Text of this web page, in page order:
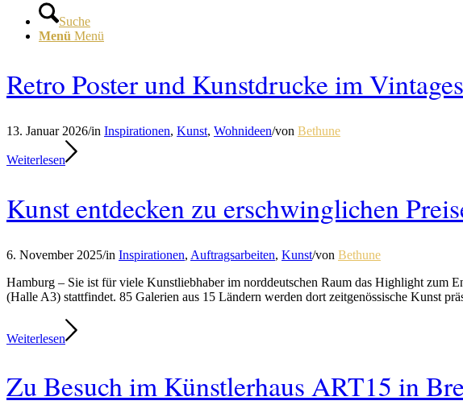
Suche
Menü Menü
Retro Poster und Kunstdrucke im
13. Januar 2026/in Inspirationen, Kunst, Wohnideen/von Bethune
Weiterlesen
Kunst entdecken zu erschwinglichen
6. November 2025/in Inspirationen, Auftragsarbeiten, Kunst/von Bethune
Hamburg – Sie ist für viele Kunstliebhaber im norddeutschen Raum das Highlight zum
(Halle A3) stattfindet. 85 Galerien aus 15 Ländern werden dort zeitgenössische Kunst
Weiterlesen
Zu Besuch im Künstlerhaus ART15 in